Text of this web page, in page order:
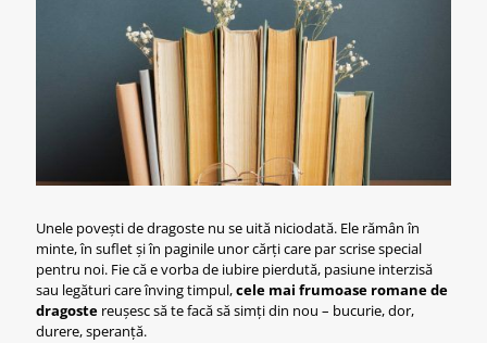
Unele povești de dragoste nu se uită niciodată. Ele rămân în
minte, în suflet și în paginile unor cărți care par scrise special
pentru noi. Fie că e vorba de iubire pierdută, pasiune interzisă
sau legături care înving timpul,cele mai frumoase romane de
dragoste reușesc să te facă să simți din nou – bucurie, dor,
durere, speranță.